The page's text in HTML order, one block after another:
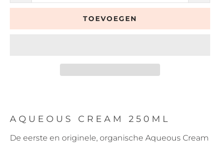
TOEVOEGEN
AQUEOUS CREAM 250ML
De eerste en originele, organische Aqueous Cream